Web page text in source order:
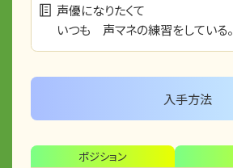
声優になりたくて
いつも 声マネの練習をしている。
入手方法
ポジション